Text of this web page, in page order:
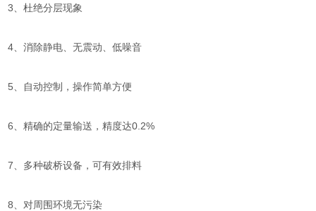
3、杜绝分层现象
4、消除静电、无震动、低噪音
5、自动控制，操作简单方便
6、精确的定量输送，精度达0.2%
7、多种破桥设备，可有效排料
8、对周围环境无污染